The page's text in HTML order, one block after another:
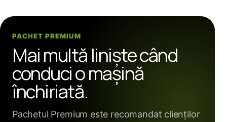
PACHET PREMIUM
Mai multă liniște când
conduci o mașină
închiriată.
Pachetul Premium este recomandat clienților